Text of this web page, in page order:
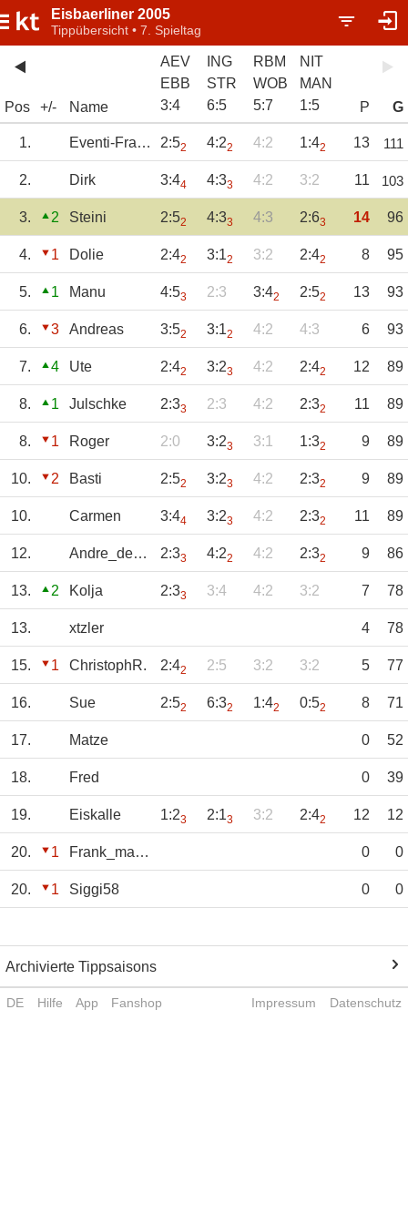
Eisbaerliner 2005
Tippübersicht • 7. Spieltag
Pos +/- Name
AEV
EBB
3:4
ING
STR
6:5
RBM
WOB
5:7
NIT
MAN
1:5 P G
1. Eventi-Franky 2:52 4:22 4:2 1:42 13 111
2. Dirk 3:44 4:33 4:2 3:2 11 103
3. 2 Steini 2:52 4:33 4:3 2:63 14 96
4. 1 Dolie 2:42 3:12 3:2 2:42 8 95
5. 1 Manu 4:53 2:3 3:42 2:52 13 93
6. 3 Andreas 3:52 3:12 4:2 4:3 6 93
7. 4 Ute 2:42 3:23 4:2 2:42 12 89
8. 1 Julschke 2:33 2:3 4:2 2:32 11 89
8. 1 Roger 2:0 3:23 3:1 1:32 9 89
10. 2 Basti 2:52 3:23 4:2 2:32 9 89
10. Carmen 3:44 3:23 4:2 2:32 11 89
12. Andre_der_Erste 2:33 4:22 4:2 2:32 9 86
13. 2 Kolja 2:33 3:4 4:2 3:2 7 78
13. xtzler 4 78
15. 1 ChristophR. 2:42 2:5 3:2 3:2 5 77
16. Sue 2:52 6:32 1:42 0:52 8 71
17. Matze 0 52
18. Fred 0 39
19. Eiskalle 1:23 2:13 3:2 2:42 12 12
20. 1 Frank_ma_wieda 0 0
20. 1 Siggi58 0 0
Archivierte Tippsaisons
DE Hilfe App Fanshop Impressum Datenschutz